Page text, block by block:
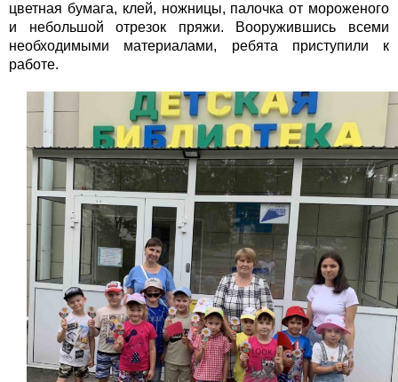
цветная бумага, клей, ножницы, палочка от мороженого
и небольшой отрезок пряжи. Вооружившись всеми
необходимыми материалами, ребята приступили к
работе.